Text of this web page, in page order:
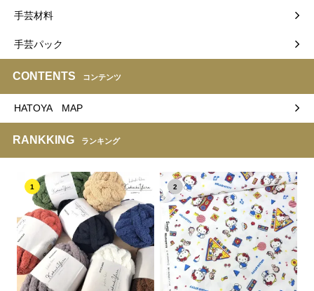
手芸材料
手芸パック
CONTENTS コンテンツ
HATOYA MAP
RANKKING ランキング
1 2